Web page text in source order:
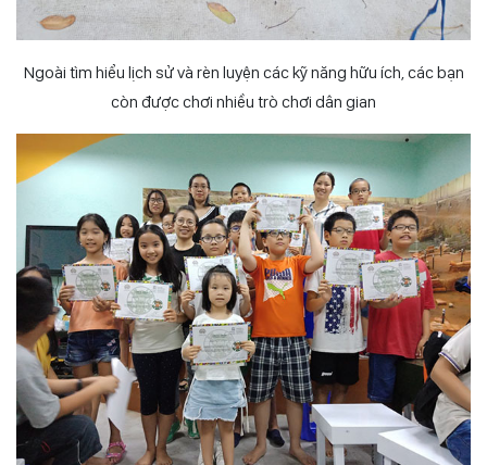
Ngoài tìm hiểu lịch sử và rèn luyện các kỹ năng hữu ích, các bạn
còn được chơi nhiều trò chơi dân gian